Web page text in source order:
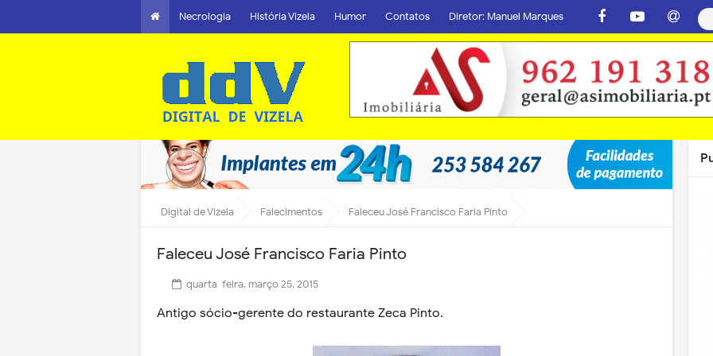
Necrologia História Vizela Humor Contatos Diretor: Manuel Marques
Digital de Vizela Falecimentos Faleceu José Francisco Faria Pinto
Faleceu José Francisco Faria Pinto
quarta-feira, março 25, 2015
Antigo sócio-gerente do restaurante Zeca Pinto.